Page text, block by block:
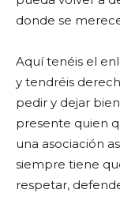
donde se
Aquí tenéis el
y tendréis
pedir y dejar
presente quien
una asociación
siempre tiene
respetar,